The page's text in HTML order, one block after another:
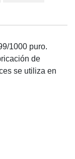
1000 puro.
de
se utiliza en